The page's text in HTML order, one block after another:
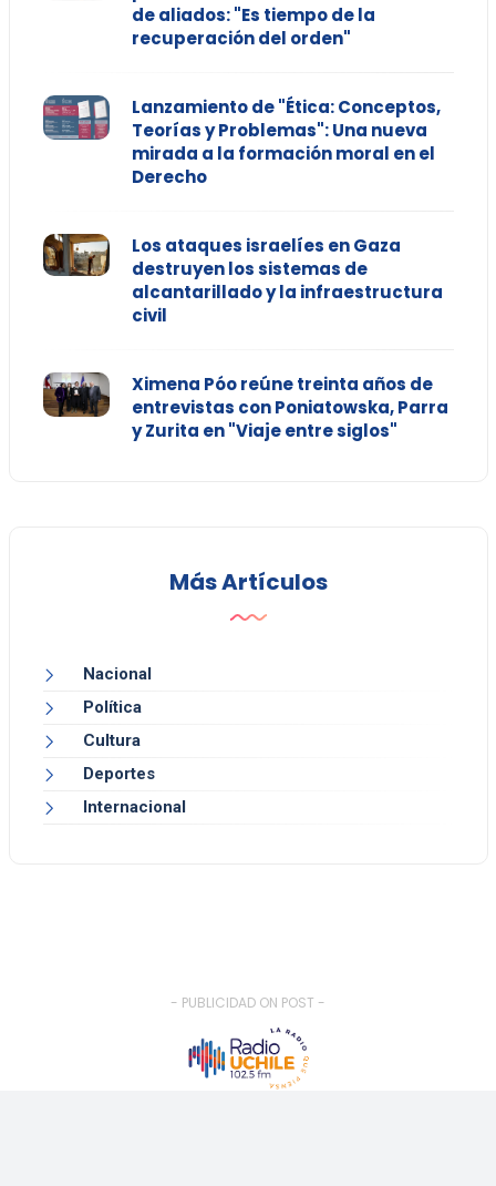
de aliados: "Es tiempo de la
recuperación del orden"
Lanzamiento de "Ética: Conceptos,
Teorías y Problemas": Una nueva
mirada a la formación moral en el
Derecho
Los ataques israelíes en Gaza
destruyen los sistemas de
alcantarillado y la infraestructura
civil
Ximena Póo reúne treinta años de
entrevistas con Poniatowska, Parra
y Zurita en "Viaje entre siglos"
Más Artículos
Nacional
Política
Cultura
Deportes
Internacional
- PUBLICIDAD ON POST -